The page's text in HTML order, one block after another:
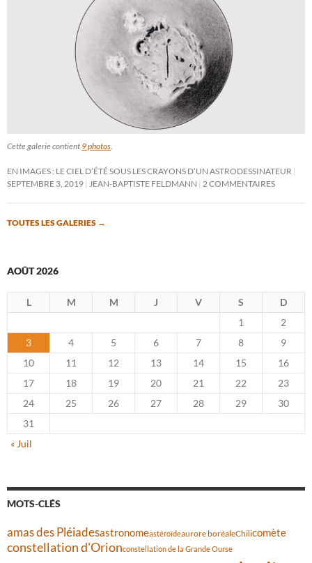
Cette galerie contient 9 photos.
EN IMAGES : LE CIEL D’ÉTÉ SOUS LES CRAYONS D’UN ASTRODESSINATEUR
SEPTEMBRE 3, 2019 JEAN-BAPTISTE FELDMANN 2 COMMENTAIRES
TOUTES LES GALERIES →
AOÛT 2026
L M M J V S
D
1
2
3
4 5 6 7 8
9
10
11 12 13 14 15
16
17
18 19 20 21 22
23
24
25 26 27 28 29
30
31
« Juil
MOTS-CLÉS
amas des Pléiadesastronomeastéroïdeaurore boréaleChilicomète
constellation d'Orionconstellation de la Grande Ourse